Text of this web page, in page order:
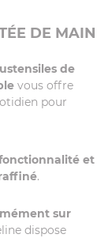
DE MAIN
de
vous offre
pour
et
.
sur
dispose